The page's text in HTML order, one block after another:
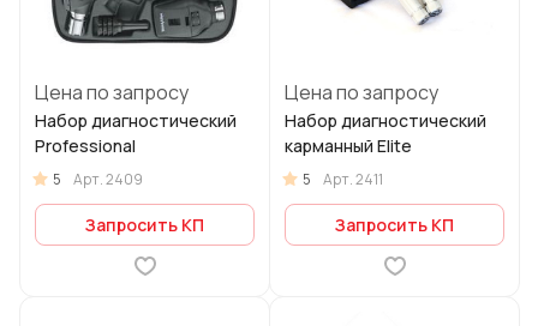
Цена по запросу
Набор диагностический
Professional
5 Арт.2409
Запросить КП
Цена по запросу
Набор диагностический
карманный Elite
5 Арт.2411
Запросить КП